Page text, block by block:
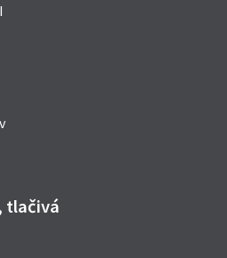
tlačivá